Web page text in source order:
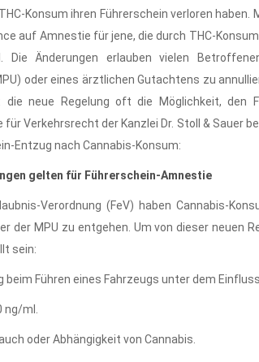
Konsum ihren Führerschein verloren haben.
auf Amnestie für jene, die durch THC-
Änderungen erlauben vielen
oder eines ärztlichen Gutachtens zu
neue Regelung oft die Möglichkeit, den
Verkehrsrecht der Kanzlei Dr. Stoll & Sauer
Entzug nach Cannabis-Konsum:
gelten für Führerschein-Amnestie
Verordnung (FeV) haben Cannabis-
der MPU zu entgehen. Um von dieser neuen
sein:
beim Führen eines Fahrzeugs unter dem
ng/ml.
oder Abhängigkeit von Cannabis.